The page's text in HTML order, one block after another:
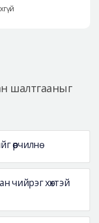
шалтгааныг
чийрэг хөхтэй